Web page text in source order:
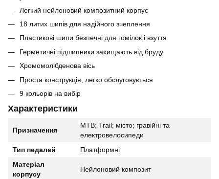
Легкий нейлоновий композитний корпус
18 литих шипів для надійного зчеплення
Пластикові шипи безпечні для гомілок і взуття
Герметичні підшипники захищають від бруду
Хромомолібденова вісь
Проста конструкція, легко обслуговується
9 кольорів на вибір
Характеристики
Призначення
MTB; Trail; місто; гравійні та
електровелосипеди
Тип педалей
Платформні
Матеріал
корпусу
Нейлоновий композит